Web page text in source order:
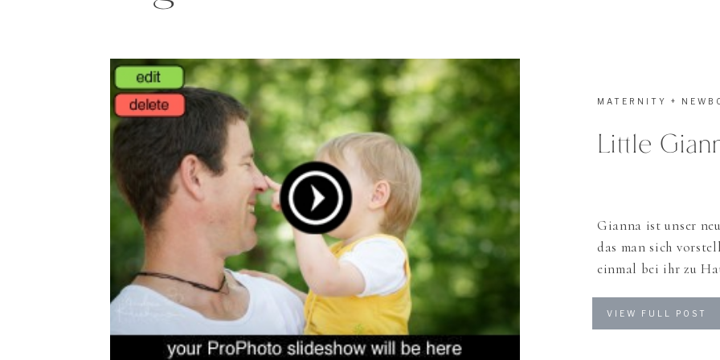
Gianna ist unser
das man sich
einmal bei ihr zu
Temperaturen zum
Ich liebe
Little
MATERNITY +
VIEW FULL POST